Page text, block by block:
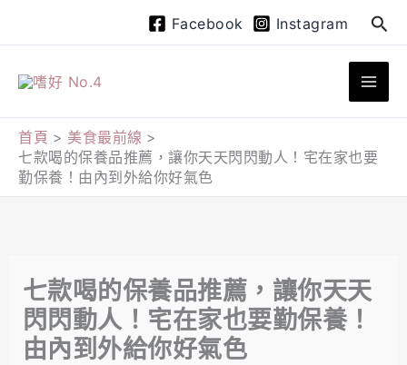
至
Facebook Instagram
搜
尋
首頁
美食最前線
七款喝的保養品推薦，讓你天天閃閃動人！宅在家也要
勤保養！由內到外給你好氣色
七款喝的保養品推薦，讓你天天
閃閃動人！宅在家也要勤保養！
由內到外給你好氣色